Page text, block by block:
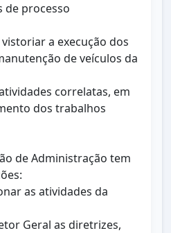
de processo
a execução dos
de veículos da
correlatas, em
dos trabalhos
de Administração tem
as atividades da
Geral as diretrizes,